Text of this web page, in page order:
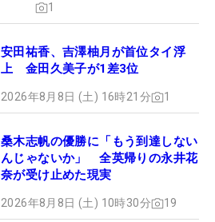
1
安田祐香、吉澤柚月が首位タイ浮
上 金田久美子が1差3位
2026年8月8日 (土) 16時21分 1
桑木志帆の優勝に「もう到達しない
んじゃないか」 全英帰りの永井花
奈が受け止めた現実
2026年8月8日 (土) 10時30分 19